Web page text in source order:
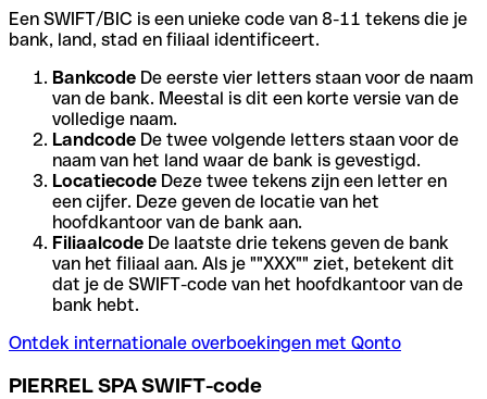
Een SWIFT/BIC is een unieke code van 8-11 tekens die je
bank, land, stad en filiaal identificeert.
Bankcode De eerste vier letters staan voor de naam
van de bank. Meestal is dit een korte versie van de
volledige naam.
Landcode De twee volgende letters staan voor de
naam van het land waar de bank is gevestigd.
Locatiecode Deze twee tekens zijn een letter en
een cijfer. Deze geven de locatie van het
hoofdkantoor van de bank aan.
Filiaalcode De laatste drie tekens geven de bank
van het filiaal aan. Als je ""XXX"" ziet, betekent dit
dat je de SWIFT-code van het hoofdkantoor van de
bank hebt.
Ontdek internationale overboekingen met Qonto
PIERREL SPA SWIFT-code